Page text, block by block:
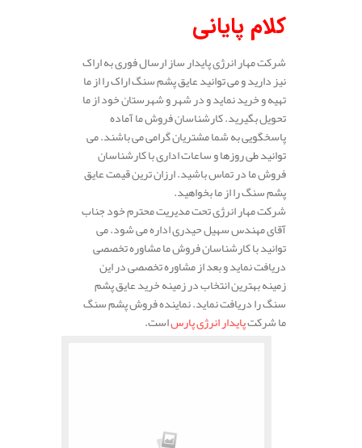
کلام پایانی
شرکت مهار انرژی پایدار ساز ارسال فوری به اراک
نیز دارید و می توانید عایق پشم سنگ اراک را از ما
تهیه و خرید نماید و در شهر و شهرستان خود از ما
تحویل بگیرید. کارشناسان فروش ما آماده
پاسخگویی به شما مشتریان گرامی می باشند. می
توانید طی روزها و ساعات اداری با کارشناسان
فروش ما در تماس باشید. ارزان ترین قیمت عایق
پشم سنگ را از ما بخواهید.
شرکت مهار انرژی تحت مدیریت محترم خود جناب
آقای مهندس سهیل حیدری اداره می شود. می
توانید با کارشناسان فروش ما مشاوره تخصصی
دریافت نماید و بعد از مشاوره تخصصی در این
زمینه بهترین انتخاب در زمینه خرید عایق پشم
سنگ را دریافت نماید. نماینده فروش پشم سنگ
ما شرکتپایدار انرژی پارساست.